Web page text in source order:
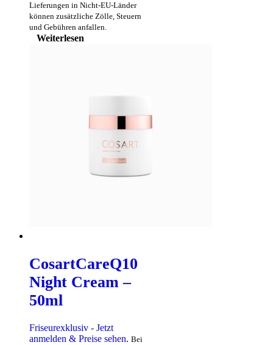
Lieferungen in Nicht-EU-Länder
können zusätzliche Zölle, Steuern
und Gebühren anfallen.
Weiterlesen
CosartCareQ10
Night Cream –
50ml
Friseurexklusiv - Jetzt
anmelden & Preise sehen. Bei